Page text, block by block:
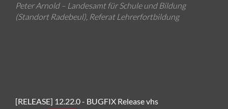
Peter Arnold – Landesamt für Schule und Bildung
(Standort Radebeul), Referat Lehrerfortbildung
[RELEASE] 12.22.0 - BUGFIX Release vhs